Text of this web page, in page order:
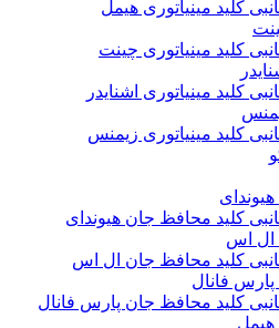
کلید مینیاتوری هیمل
کلید مینیاتوری چینت
کلید مینیاتوری اشنایدر
کلید مینیاتوری زیمنس
کلید محافظ جان هیوندای
ال اس
کلید محافظ جان ال اس
فانال
کلید محافظ جان پارس فانال
هیمل